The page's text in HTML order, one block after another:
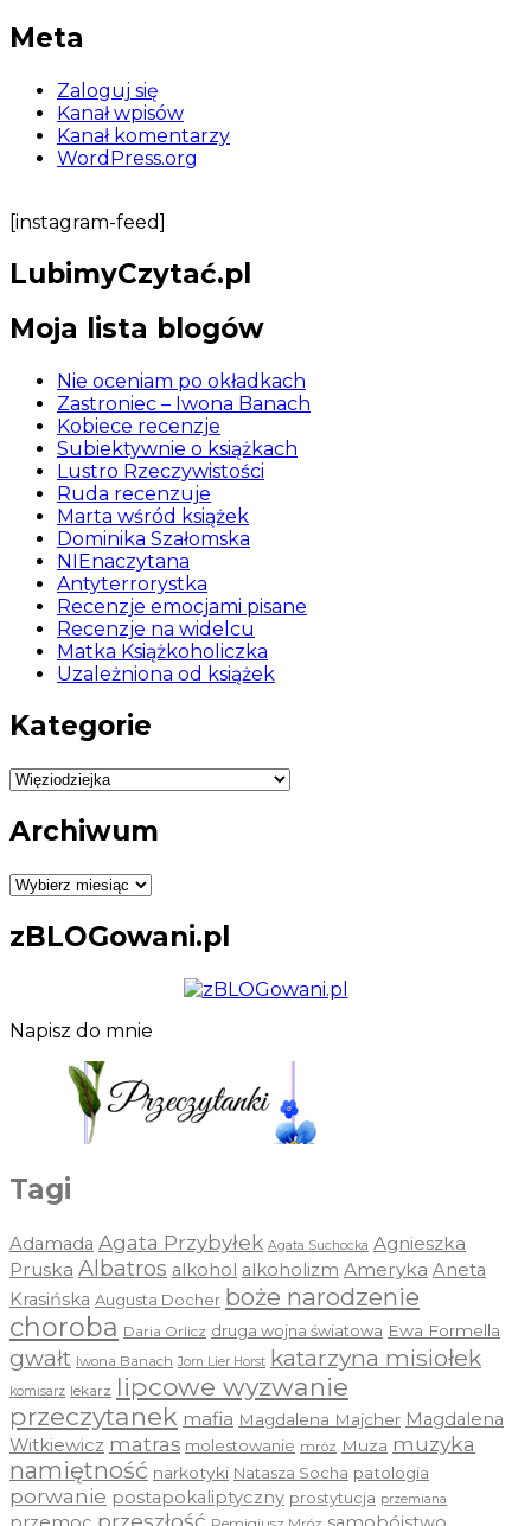
Meta
Zaloguj się
Kanał wpisów
Kanał komentarzy
WordPress.org
[instagram-feed]
LubimyCzytać.pl
Moja lista blogów
Nie oceniam po okładkach
Zastroniec – Iwona Banach
Kobiece recenzje
Subiektywnie o książkach
Lustro Rzeczywistości
Ruda recenzuje
Marta wśród książek
Dominika Szałomska
NIEnaczytana
Antyterrorystka
Recenzje emocjami pisane
Recenzje na widelcu
Matka Książkoholiczka
Uzależniona od książek
Kategorie
Kategorie
Archiwum
Archiwum
zBLOGowani.pl
Napisz do mnie
Tagi
Adamada Agata Przybyłek Agata Suchocka Agnieszka
Pruska Albatros alkohol alkoholizm Ameryka Aneta
Krasińska Augusta Docher boże narodzenie
choroba Daria Orlicz druga wojna światowa Ewa Formella
gwałt Iwona Banach Jorn Lier Horst katarzyna misiołek
komisarz lekarz lipcowe wyzwanie
przeczytanek mafia Magdalena Majcher Magdalena
Witkiewicz matras molestowanie mróz Muza muzyka
namiętność narkotyki Natasza Socha patologia
porwanie postapokaliptyczny prostytucja przemiana
przeszłość